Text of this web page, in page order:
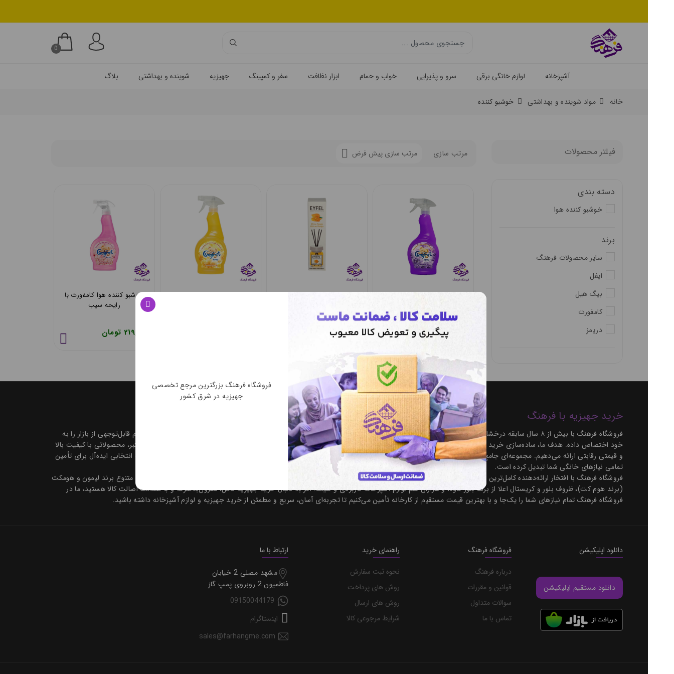
لوازم خانگی برقی سرو و پذیرایی خواب و حمام ابزار نظافت سفر و کمپینگ جهیزیه شوینده و بهداشتی بلاگ
مواد شوینده و بهداشتی خوشبو کننده
مرتب سازی
خوشبو کننده هوا کامفورت
خوشبو هوا ایفل 1
195,000 تومان
خوشبو کننده هوا بهاری
خوشبو کننده هوا کامفورت با
رایحه سیب
فیلتر محصولات
دسته بندی
خوشبو کننده هوا
سایر محصولات فرهنگ
بیگ هیل
خرید جهیزیه با فرهنگ
فروشگاه فرهنگ با بیش از ۸ سال سابقه درخشان در زمینه فروش جهیزیه و لوازم خانه و آشپزخانه، یکی از بزرگ‌ترین مراکز پخش تک و عمده در شرق کشور است که سهم قابل‌توجهی از بازار را به
خود اختصاص داده. هدف ما، ساده‌سازی خرید و تأمین نیازهای شما با بهترین کیفیت و مناسب‌ترین قیمت است. با حذف واسطه‌ها و همکاری مستقیم با کارخانه‌های معتبر، محصولاتی با کیفیت بالا
و قیمتی رقابتی ارائه می‌دهیم. مجموعه‌ای جامع با بیش از ۸۰۰۰ قلم کالا شامل لوازم برقی، پلاسکو آشپزخانه، ظروف سرو و پذیرایی بلور و کریستال، فروشگاه فرهنگ را به انتخابی ایده‌آل برای تأمین
تمامی نیازهای خانگی شما تبدیل کرده است.
فروشگاه فرهنگ با افتخار ارائه‌دهنده کامل‌ترین مجموعه جهیزیه در شرق کشور است؛ از انواع لوازم برقی باکیفیت گرفته تا سرویس پلاستیک عروس در طرح‌ها و رنگ‌های متنوع برند لیمون و هومکت
(برند هوم کت)، ظروف بلور و کریستال اعلا از برند بلور کاوه، و هزاران قلم لوازم آشپزخانه کاربردی و شیک. اگر به دنبال خرید جهیزیه کامل، مقرون‌به‌صرفه و با ضمانت اصالت کالا هستید، ما در
فروشگاه فرهنگ تمام نیازهای شما را یک‌جا و با بهترین قیمت مستقیم از کارخانه تأمین می‌کنیم تا تجربه‌ای آسان، سریع و مطمئن از خرید جهیزیه و لوازم آشپزخانه داشته باشید.
دانلود اپلیکیشن
دانلود مستقیم اپلیکیشن
فروشگاه فرهنگ
درباره فرهنگ
قوانین و مقررات
سوالات متداول
تماس با ما
راهنمای خرید
نحوه ثبت سفارش
روش های پرداخت
روش های ارسال
شرایط مرجوعی کالا
ارتباط با ما
مشهد مصلی 2 خیابان
فاطمیون 2 روبروی پمپ گاز
09150044179
اینستاگرام
sales@farhangme.com
فروشگاه فرهنگ بزرگترین مرجع تخصصی
جهیزیه در شرق کشور